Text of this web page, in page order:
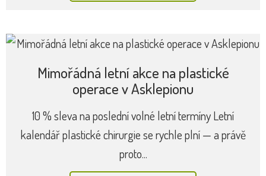
Mimořádná letní akce na plastické
operace v Asklepionu
10 % sleva na poslední volné letní termíny Letní
kalendář plastické chirurgie se rychle plní — a právě
proto...